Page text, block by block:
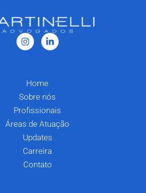
Home
Sobre nós
Profissionais
Áreas de Atuação
Updates
Carreira
Contato